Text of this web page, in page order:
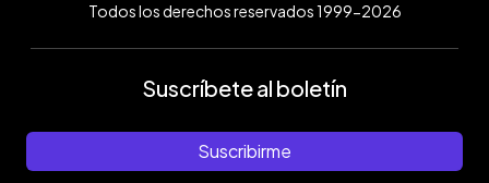
Todos los derechos reservados 1999-2026
Suscríbete al boletín
Suscribirme